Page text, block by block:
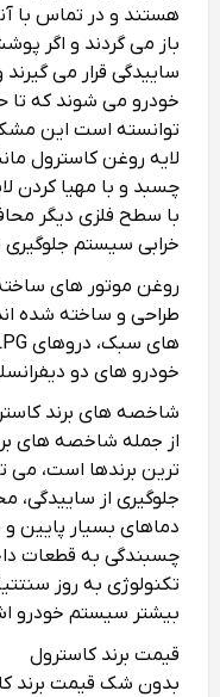
هستند و در تماس با
باز می‌ گردند و اگر
ساییدگی قرار می‌
خودرو می‌ شوند که تا
توانسته است این
لایه‌ روغن کاسترول
چسبد و با مهیا کردن
با سطح فلزی دیگر
خرابی سیستم
روغن موتور های
طراحی و ساخته شده‌
خودرو های دو
شاخصه‌ های برند
از جمله شاخصه‌ های
ترین برندها است،
جلوگیری از ساییدگی،
دماهای بسیار پایین و
چسبندگی به قطعات
تکنولوژی به روز
بیشتر سیستم خودرو
قیمت برند کاسترول
بدون شک قیمت برند